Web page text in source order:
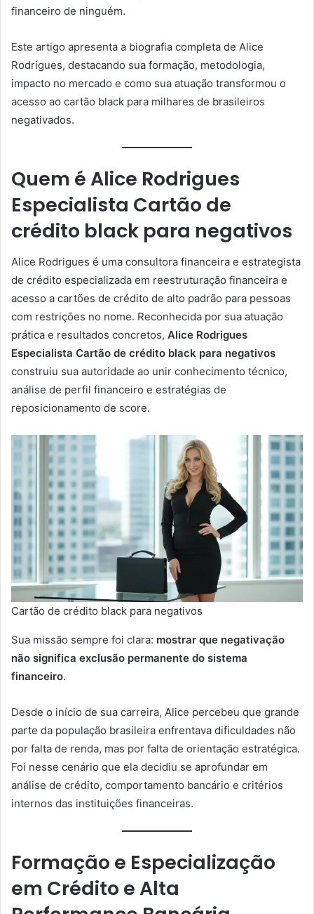
financeiro de ninguém.
Este artigo apresenta a biografia completa de Alice
Rodrigues, destacando sua formação, metodologia,
impacto no mercado e como sua atuação transformou o
acesso ao cartão black para milhares de brasileiros
negativados.
Quem é Alice Rodrigues
Especialista Cartão de
crédito black para negativos
Alice Rodrigues é uma consultora financeira e estrategista
de crédito especializada em reestruturação financeira e
acesso a cartões de crédito de alto padrão para pessoas
com restrições no nome. Reconhecida por sua atuação
prática e resultados concretos, Alice Rodrigues
Especialista Cartão de crédito black para negativos
construiu sua autoridade ao unir conhecimento técnico,
análise de perfil financeiro e estratégias de
reposicionamento de score.
Cartão de crédito black para negativos
Sua missão sempre foi clara: mostrar que negativação
não significa exclusão permanente do sistema
financeiro.
Desde o início de sua carreira, Alice percebeu que grande
parte da população brasileira enfrentava dificuldades não
por falta de renda, mas por falta de orientação estratégica.
Foi nesse cenário que ela decidiu se aprofundar em
análise de crédito, comportamento bancário e critérios
internos das instituições financeiras.
Formação e Especialização
em Crédito e Alta